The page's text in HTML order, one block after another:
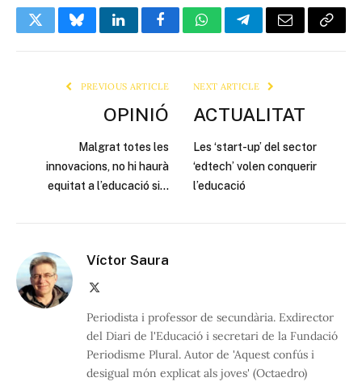
TwitterBlueskyLinkedInFacebookWhatsAppTelegramEmail Copy
PREVIOUS ARTICLE
OPINIÓ
Malgrat totes les
innovacions, no hi haurà
equitat a l’educació si…
NEXT ARTICLE
ACTUALITAT
Les ‘start-up’ del sector
‘edtech’ volen conquerir
l’educació
Víctor Saura
Periodista i professor de secundària. Exdirector
del Diari de l'Educació i secretari de la Fundació
Periodisme Plural. Autor de 'Aquest confús i
desigual món explicat als joves' (Octaedro)